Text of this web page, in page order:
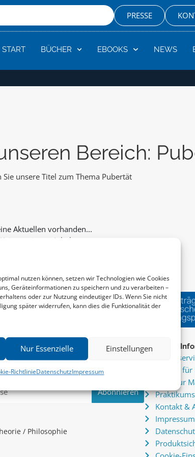
nutzen können, setzen wir Technologien wie Cookies
Geräteinformationen zu speichern und zu verarbeiten –
oder zur Nutzung eindeutiger IDs. Wenn Sie nicht
später widerrufen, kann dies die Funktionalität der
Nur Essenzielle Einstellungen
RichtlinieDatenschutzImpressum
PRESSE
START BÜCHER EBOOKS NEWS
Bereich:
Sie unsere Titel zum Thema Pubertät
Keine weiteren Inhalte...
Neuheiten und Nachrichten im zu
– jederzeit wieder abbestellbar.
/ Philosophie
Service &
Service
Infos zur
Kontakt &
Impressum